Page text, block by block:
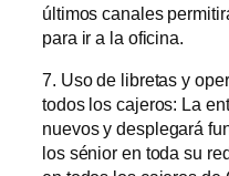
últimos canales
para ir a la oficina.
7. Uso de libretas y
todos los cajeros: La
nuevos y desplegará
los sénior en toda su